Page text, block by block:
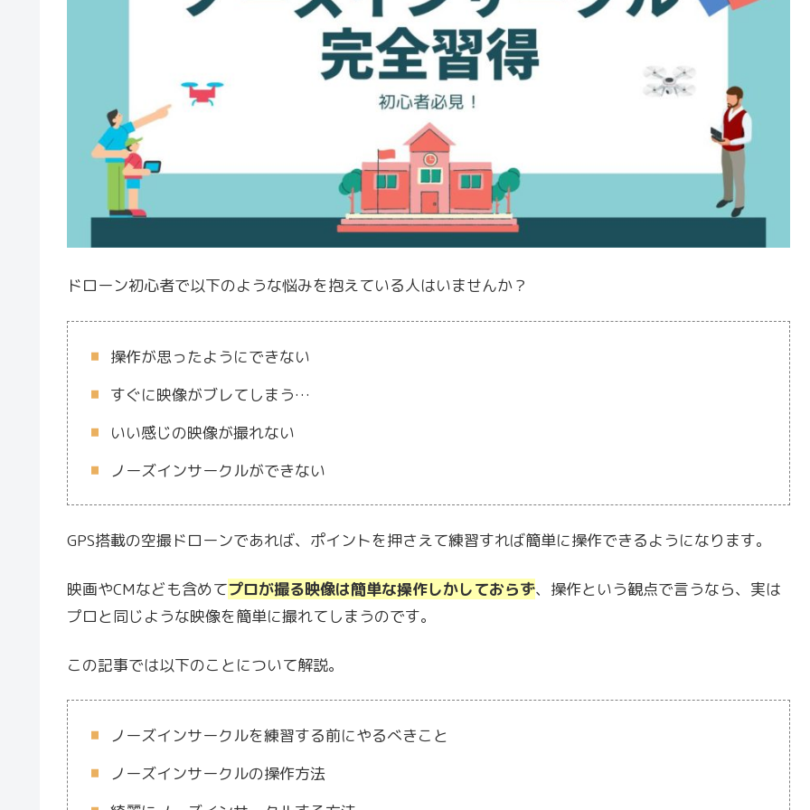
ドローン初心者で以下のような悩みを抱えている人はいませんか？
操作が思ったようにできない
すぐに映像がブレてしまう…
いい感じの映像が撮れない
ノーズインサークルができない
GPS搭載の空撮ドローンであれば、ポイントを押さえて練習すれば簡単に操作できるようになります。
映画やCMなども含めてプロが撮る映像は簡単な操作しかしておらず、操作という観点で言うなら、実は
プロと同じような映像を簡単に撮れてしまうのです。
この記事では以下のことについて解説。
ノーズインサークルを練習する前にやるべきこと
ノーズインサークルの操作方法